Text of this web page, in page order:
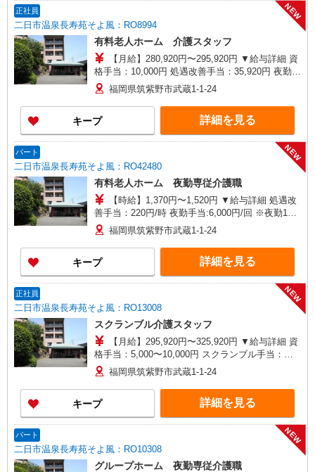
正社員
二日市温泉長寿苑そよ風：RO8994
NEW
有料老人ホーム 介護スタッフ
【月給】280,920円〜295,920円 ▼給与詳細 資
格手当：10,000円 処遇改善手当：35,920円 夜勤手
当：30,000円（5回分） ※6回目以降は1回6,000円
支給 住宅手当：規定あり 精勤手当：8,000円 調整
手当：0〜30,000円 ▼下記別途支給 通勤手当 年末
年始手当：380円/時 賞与年2回（6月・12月） 昇
給年1回（4月） 特別報酬：平均18.9万円（最高額
は試用期間中(3ヶ月)は支給なし
福岡県筑紫野市武蔵1-1-24
キープ 詳細を見る
パート
二日市温泉長寿苑そよ風：RO42480
NEW
有料老人ホーム 夜勤専従介護職
【時給】1,370円〜1,520円 ▼給与詳細 処遇改
善手当：220円/時 夜勤手当:6,000円/回 ※夜勤1回
あたり27,920〜30,320円（処遇改善手当含） ▼下
記別途支給 通勤手当 年末年始手当：380円/時 寸
志あり：年2回（6月・12月） ※業績による ※処
遇改善手当は試用期間中(3ヶ月)は支給なし
福岡県筑紫野市武蔵1-1-24
キープ 詳細を見る
正社員
二日市温泉長寿苑そよ風：RO13008
NEW
スクランブル介護スタッフ
【月給】295,920円〜325,920円 ▼給与詳細 資
格手当：5,000〜10,000円 スクランブル手当：
10,000円 処遇改善手当：35,920円 夜勤手当：
30,000円（5回分） ※6回目以降は1回6,000円支給
住宅手当：規定あり 精勤手当：8,000円 調整手
当：0〜30,000円 ▼下記別途支給 通勤手当 年末年
始手当：380円/時 賞与年2回（6月・12月） 昇給
年1回（4月） 特別報酬：平均34.1万円（最高額
135万円） ※2025年6月支給実績 ※処遇改善手当
は試用期間中(3ヶ月)は支給なし
福岡県筑紫野市武蔵1-1-24
キープ 詳細を見る
パート
二日市温泉長寿苑そよ風：RO10308
NEW
グループホーム 夜勤専従介護職